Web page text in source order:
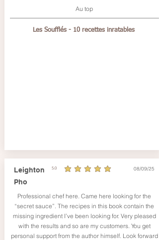
Au top
Les Soufflés - 10 recettes inratables
Leighton
Pho
5.0
average rating is 5 out of 5 08/09/25
Professional chef here. Came here looking for the
“secret sauce”. The recipes in this book contain the
missing ingredient I’ve been looking for. Very pleased
with the results and so are my customers. You get
personal support from the author himself. Look forward